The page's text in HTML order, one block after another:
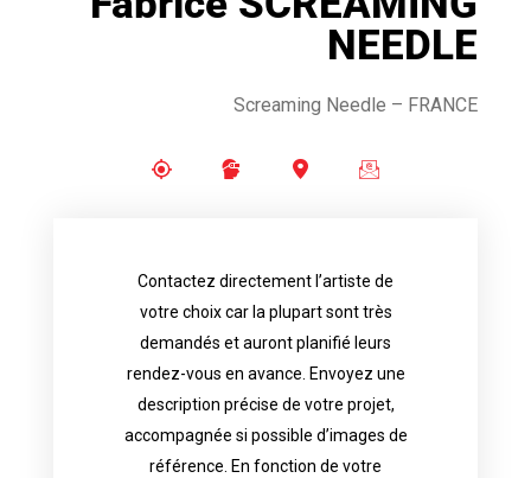
NEEDLE
Screaming Needle – FRANCE
Contactez directement l’artiste de
votre choix car la plupart sont très
demandés et auront planifié leurs
rendez-vous en avance. Envoyez une
description précise de votre projet,
accompagnée si possible d’images de
référence. En fonction de votre
appointments in advance. Send an
accurate description of your project, if
possible attached with reference
images. Depending your request, the
tattoo artist will answer to tell you his